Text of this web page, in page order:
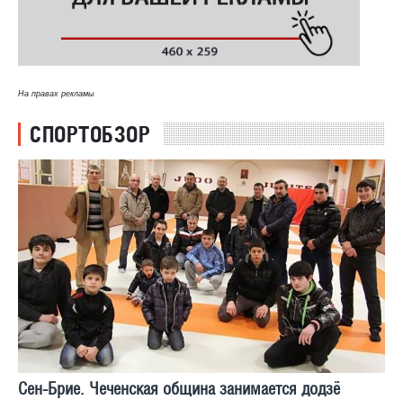
На правах рекламы
СПОРТОБЗОР
Сен-Брие. Чеченская община занимается додзё